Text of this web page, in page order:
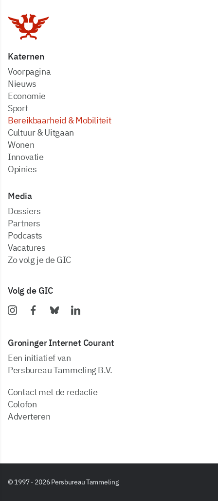
Katernen
Voorpagina
Nieuws
Economie
Sport
Bereikbaarheid & Mobiliteit
Cultuur & Uitgaan
Wonen
Innovatie
Opinies
Media
dossiers
partners
podcasts
vacatures
zo volg je de GIC
Volg de GIC
Groninger Internet Courant
Een initiatief van
Persbureau Tammeling B.V.
Contact met de redactie
Colofon
Adverteren
© 1997 - 2026 Persbureau Tammeling